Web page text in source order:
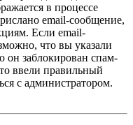
в процессе
email-сообщение,
Если email-
что вы указали
он заблокирован спам-
ввели правильный
с администратором.